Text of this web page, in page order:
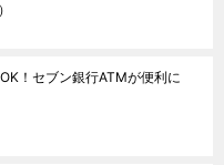
！セブン銀行ATMが便利に